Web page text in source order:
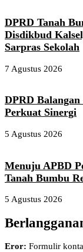
DPRD Tanah
Disdikbud
Sarpras Sekolah
7 Agustus 2026
DPRD
Perkuat Sinergi
5 Agustus 2026
Menuju APBD
Tanah Bumbu
5 Agustus 2026
Eror: Formulir